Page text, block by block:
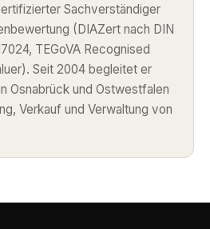
Sachverständiger
(DIAZert nach DIN
TEGoVA Recognised
Seit 2004 begleitet er
Osnabrück und Ostwestfalen
Verkauf und Verwaltung von